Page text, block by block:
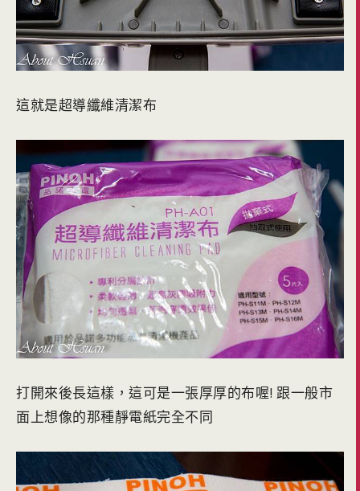
這就是超導纖維清潔布
打開來後長這樣，這可是一張厚厚的布喔! 跟一般市
面上想像的那種靜電紙完全不同